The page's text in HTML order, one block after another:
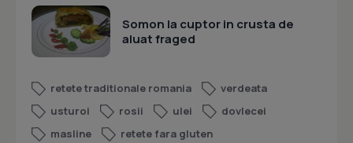
Somon la cuptor in crusta de
aluat fraged
retete traditionale romania
verdeata
usturoi
rosii ulei
dovlecei
masline
retete fara gluten